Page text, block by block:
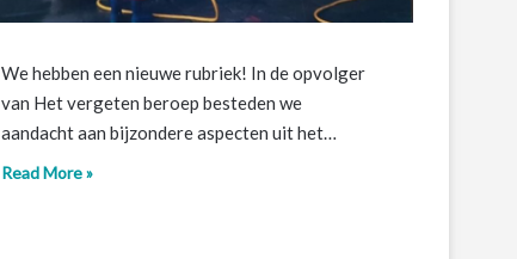
We hebben een nieuwe rubriek! In de opvolger
van Het vergeten beroep besteden we
aandacht aan bijzondere aspecten uit het…
Read More »